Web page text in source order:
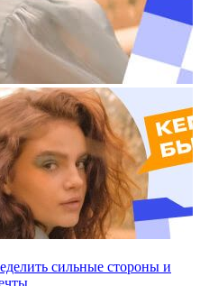
сильные стороны и